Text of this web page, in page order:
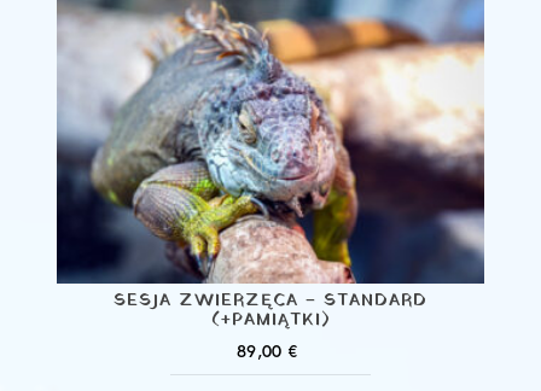
SESJA ZWIERZĘCA – STANDARD
(+PAMIĄTKI)
89,00 €